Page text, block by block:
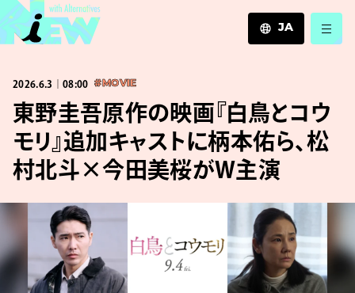
JA
ZH
2026.6.3｜08:00 #MOVIE
東野圭吾原作の映画『白鳥とコウ
モリ』追加キャストに柄本佑ら、松
村北斗×今田美桜がW主演